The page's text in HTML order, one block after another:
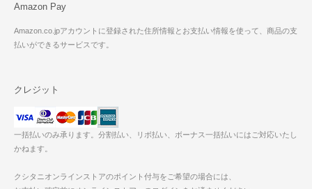
Amazon Pay
Amazon.co.jpアカウントに登録された住所情報とお支払い情報を使って、商品の支
払いができるサービスです。
クレジット
一括払いのみ承ります。分割払い、リボ払い、ボーナス一括払いにはご対応いたし
かねます。
クシタニオンラインストアのポイント付与をご希望の場合には、